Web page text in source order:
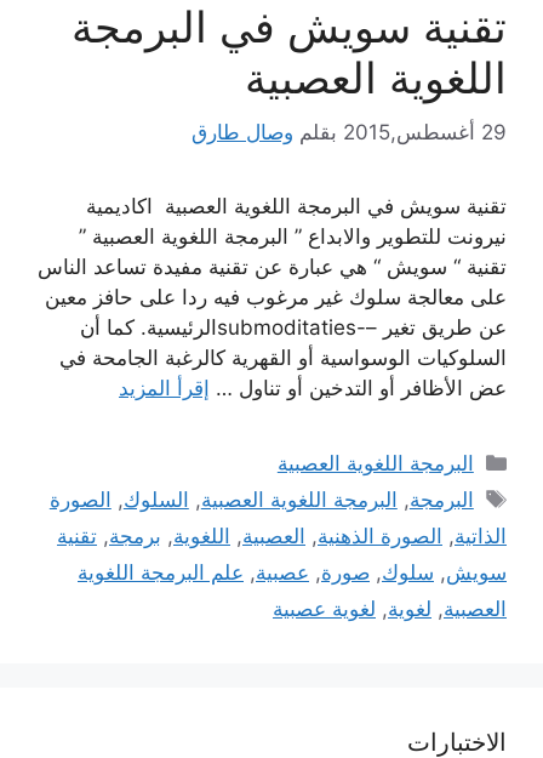
تقنية سويش في البرمجة
اللغوية العصبية
29 أغسطس,2015 بقلم وصال طارق
تقنية سويش في البرمجة اللغوية العصبية اكاديمية
نيرونت للتطوير والابداع ” البرمجة اللغوية العصبية ”
تقنية “ سويش “ هي عبارة عن تقنية مفيدة تساعد الناس
على معالجة سلوك غير مرغوب فيه ردا على حافز معين
عن طريق تغير –-submoditatiesالرئيسية. كما أن
السلوكيات الوسواسية أو القهرية كالرغبة الجامحة في
عض الأظافر أو التدخين أو تناول … إقرأ المزيد
التصنيفات
البرمجة اللغوية العصبية
الوسوم
البرمجة, البرمجة اللغوية العصبية, السلوك, الصورة
الذاتية, الصورة الذهنية, العصبية, اللغوية, برمجة, تقنية
سويش, سلوك, صورة, عصبية, علم البرمجة اللغوية
العصبية, لغوية, لغوية عصبية
الاختبارات